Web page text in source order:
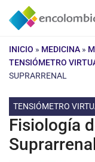
Saltar
INICIO » MEDICINA »
TENSIÓMETRO
SUPRARRENAL
TENSIÓMETRO
Fisiología